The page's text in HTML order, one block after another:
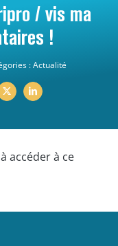
/ vis ma
!
:Actualité
accéder à ce